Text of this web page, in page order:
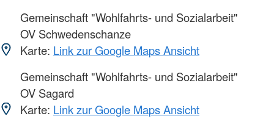
Gemeinschaft "Wohlfahrts- und Sozialarbeit"
OV Schwedenschanze
Karte: Link zur Google Maps Ansicht
Gemeinschaft "Wohlfahrts- und Sozialarbeit"
OV Sagard
Karte: Link zur Google Maps Ansicht